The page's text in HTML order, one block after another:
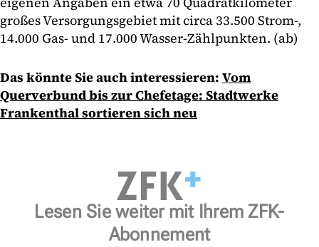
großes Versorgungsgebiet mit circa 33.500 Strom-,
14.000 Gas- und 17.000 Wasser-Zählpunkten. (ab)
Das könnte Sie auch interessieren: Vom
Querverbund bis zur Chefetage: Stadtwerke
Frankenthal sortieren sich neu
Lesen Sie weiter mit Ihrem ZFK-
Abonnement